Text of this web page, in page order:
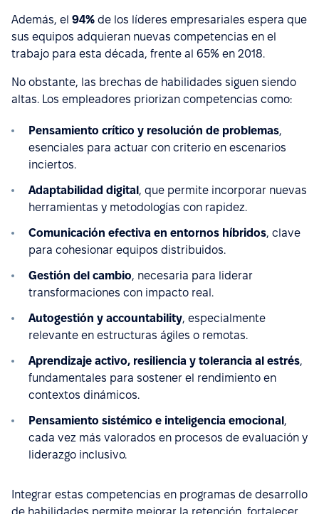
Además, el 94% de los líderes empresariales espera que
sus equipos adquieran nuevas competencias en el
trabajo para esta década, frente al 65% en 2018.
No obstante, las brechas de habilidades siguen siendo
altas. Los empleadores priorizan competencias como:
Pensamiento crítico y resolución de problemas,
esenciales para actuar con criterio en escenarios
inciertos.
Adaptabilidad digital, que permite incorporar nuevas
herramientas y metodologías con rapidez.
Comunicación efectiva en entornos híbridos, clave
para cohesionar equipos distribuidos.
Gestión del cambio, necesaria para liderar
transformaciones con impacto real.
Autogestión y accountability, especialmente
relevante en estructuras ágiles o remotas.
Aprendizaje activo, resiliencia y tolerancia al estrés,
fundamentales para sostener el rendimiento en
contextos dinámicos.
Pensamiento sistémico e inteligencia emocional,
cada vez más valorados en procesos de evaluación y
liderazgo inclusivo.
Integrar estas competencias en programas de desarrollo
de habilidades permite mejorar la retención, fortalecer